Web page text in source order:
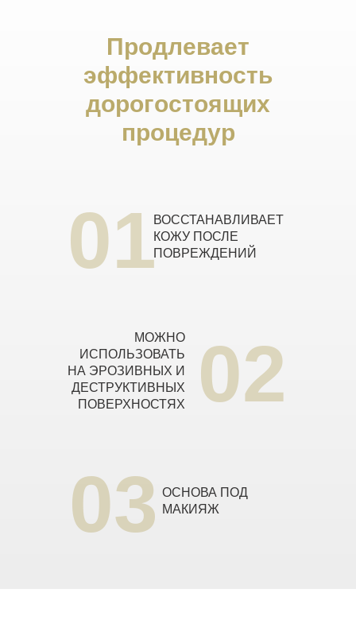
Продлевает
эффективность
дорогостоящих
процедур
01ВОССТАНАВЛИВАЕТ
КОЖУ ПОСЛЕ
ПОВРЕЖДЕНИЙ
02
МОЖНО
ИСПОЛЬЗОВАТЬ
НА ЭРОЗИВНЫХ И
ДЕСТРУКТИВНЫХ
ПОВЕРХНОСТЯХ
03 ОСНОВА ПОД
МАКИЯЖ